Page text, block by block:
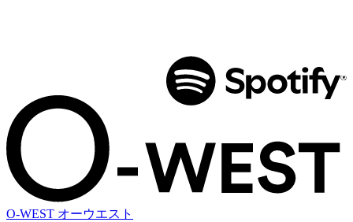
O-WEST オーウエスト